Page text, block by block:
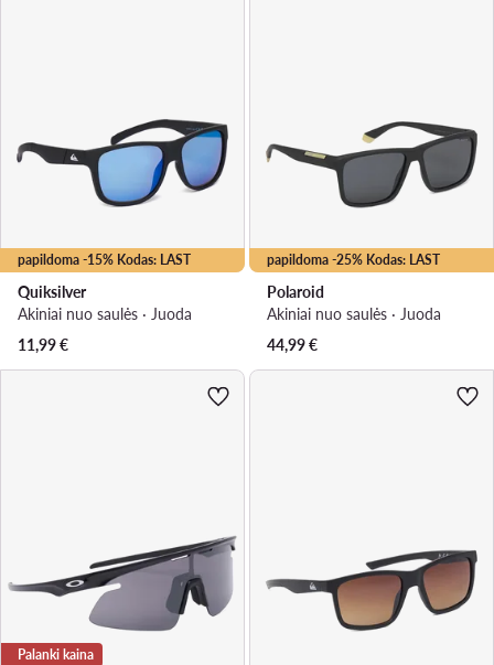
papildoma -15% Kodas: LAST
Quiksilver
Akiniai nuo saulės · Juoda
11,99€
papildoma -25% Kodas: LAST
Polaroid
Akiniai nuo saulės · Juoda
44,99€
Palanki kaina